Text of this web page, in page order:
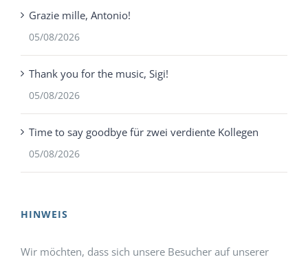
Grazie mille, Antonio!
05/08/2026
Thank you for the music, Sigi!
05/08/2026
Time to say goodbye für zwei verdiente Kollegen
05/08/2026
HINWEIS
Wir möchten, dass sich unsere Besucher auf unserer